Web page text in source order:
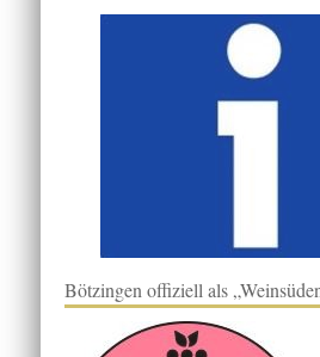
Bötzingen offiziell als